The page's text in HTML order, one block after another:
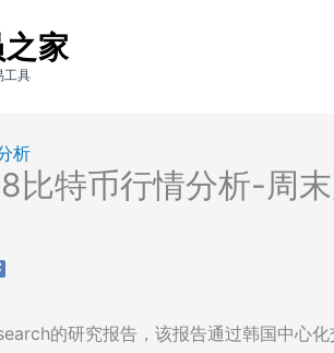
家
工具
析
比特币行情分析-周
的研究报告，该报告通过韩国中心